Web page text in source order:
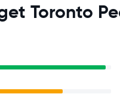
Toronto